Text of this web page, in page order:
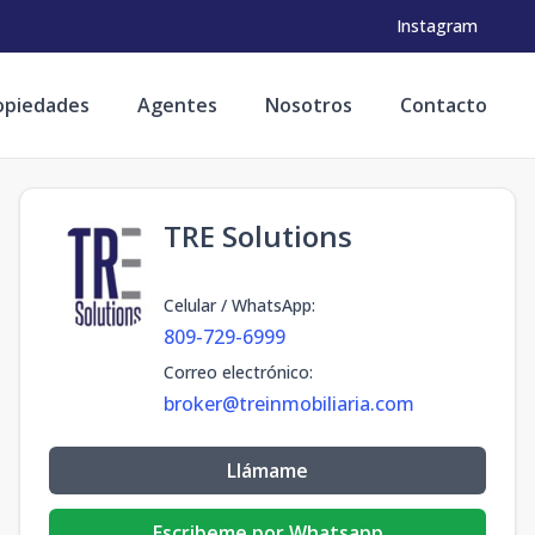
Instagram
Agentes Nosotros Contacto
TRE Solutions
Celular / WhatsApp:
809-729-6999
Correo electrónico:
broker@treinmobiliaria.com
Llámame